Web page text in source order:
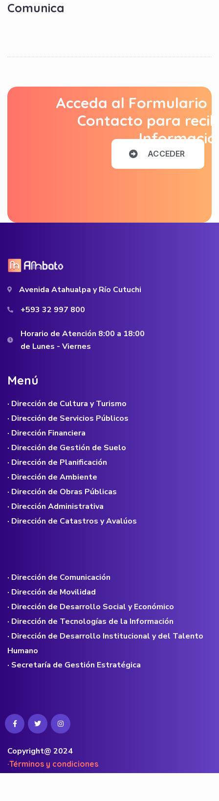
Comunica
Acceda al Formulario
Contacto para
ACCEDER
Avenida Atahualpa y Río Cutuchi
+593 32 997 800
Horario de Atención 8:00 a 18:00
de Lunes - Viernes
Menú
· Dirección de Cultura y Turismo
· Dirección de Servicios Públicos
· Dirección Financiera
· Dirección de Gestión de Suelo
· Dirección de Planificación
· Dirección de Ambiente
· Dirección de Obras Públicas
· Dirección Administrativa
· Dirección de Catastros y Avalúos
· Dirección de Comunicación
· Dirección de Movilidad
· Dirección de Desarrollo Social y Económico
· Dirección de Tecnologías de la Información
· Dirección de Desarrollo Institucional y del Talento
Humano
· Secretaría de Gestión Estratégica
Copyright@ 2024
·Términos y condiciones